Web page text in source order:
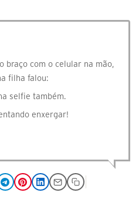
braço com o celular na mão,
filha falou:
selfie também.
enxergar!